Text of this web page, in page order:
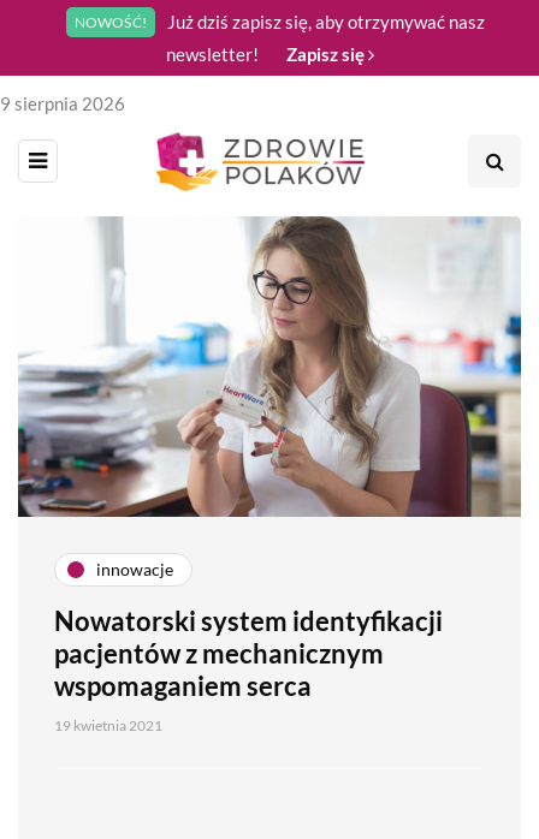
NOWOŚĆ!
Już dziś zapisz się, aby otrzymywać nasz
newsletter!
Zapisz się
9 sierpnia 2026
innowacje
Nowatorski system identyfikacji
pacjentów z mechanicznym
wspomaganiem serca
19 kwietnia 2021